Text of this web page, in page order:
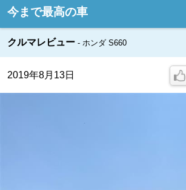
今まで最高の車
クルマレビュー ホンダ S660
2019年8月13日